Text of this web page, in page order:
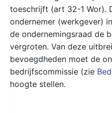
toeschrijft (art 32-1 Wor).
ondernemer (werkgever)
de ondernemingsraad de
vergroten. Van deze
bevoegdheden moet de
bedrijfscommissie (zie
hoogte stellen.